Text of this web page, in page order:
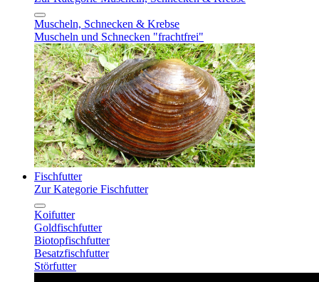
Muscheln, Schnecken & Krebse
Muscheln und Schnecken "frachtfrei"
Fischfutter
Zur Kategorie Fischfutter
Koifutter
Goldfischfutter
Biotopfischfutter
Besatzfischfutter
Störfutter